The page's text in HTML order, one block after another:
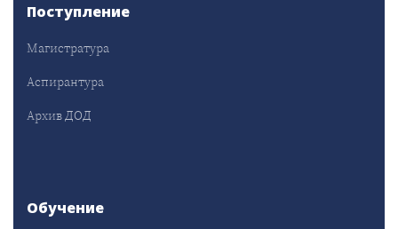
Поступление
Магистратура
Аспирантура
Архив ДОД
Обучение